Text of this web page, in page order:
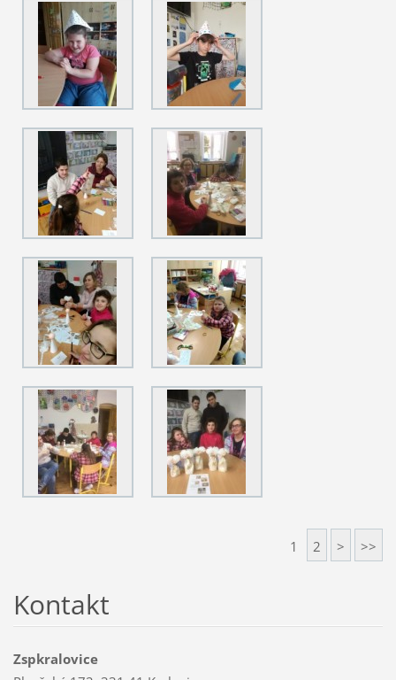
1 2 > >>
Kontakt
Zspkralovice